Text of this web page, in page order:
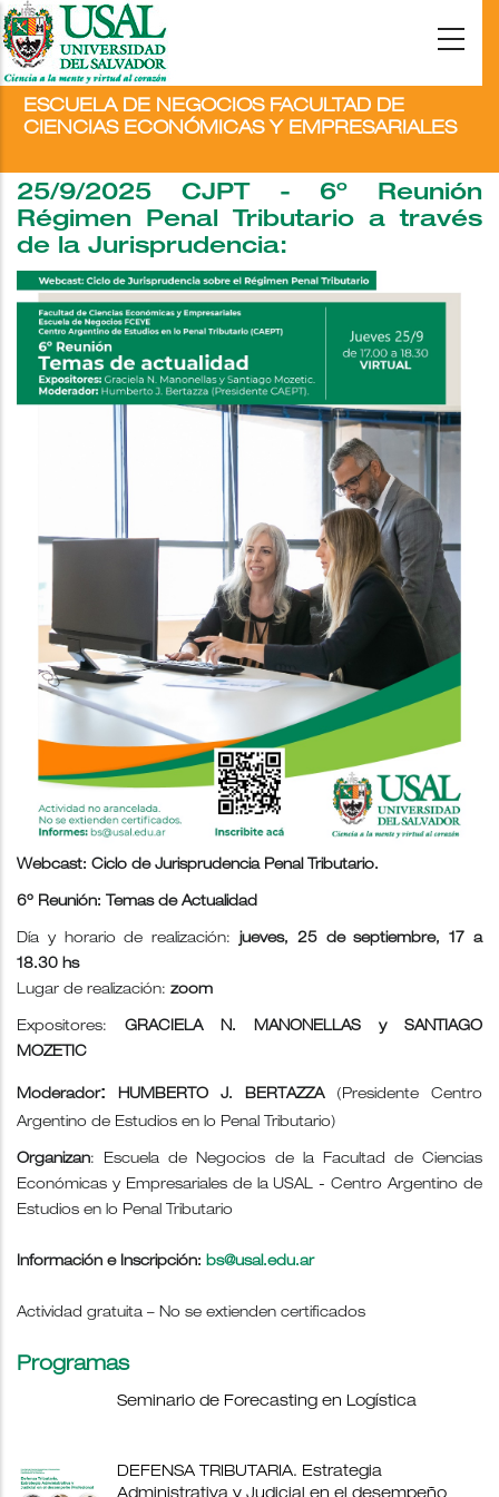
ESCUELA DE NEGOCIOS FACULTAD DE
CIENCIAS ECONÓMICAS Y EMPRESARIALES
25/9/2025 CJPT - 6º Reunión
Régimen Penal Tributario a través
de la Jurisprudencia:
Webcast: Ciclo de Jurisprudencia Penal Tributario.
6º Reunión: Temas de Actualidad
Día y horario de realización: jueves, 25 de septiembre, 17 a
18.30 hs
Lugar de realización: zoom
Expositores: GRACIELA N. MANONELLAS y SANTIAGO
MOZETIC
Moderador: HUMBERTO J. BERTAZZA (Presidente Centro
Argentino de Estudios en lo Penal Tributario)
Organizan: Escuela de Negocios de la Facultad de Ciencias
Económicas y Empresariales de la USAL - Centro Argentino de
Estudios en lo Penal Tributario
Información e Inscripción: bs@usal.edu.ar
Actividad gratuita – No se extienden certificados
Programas
Seminario de Forecasting en Logística
DEFENSA TRIBUTARIA. Estrategia